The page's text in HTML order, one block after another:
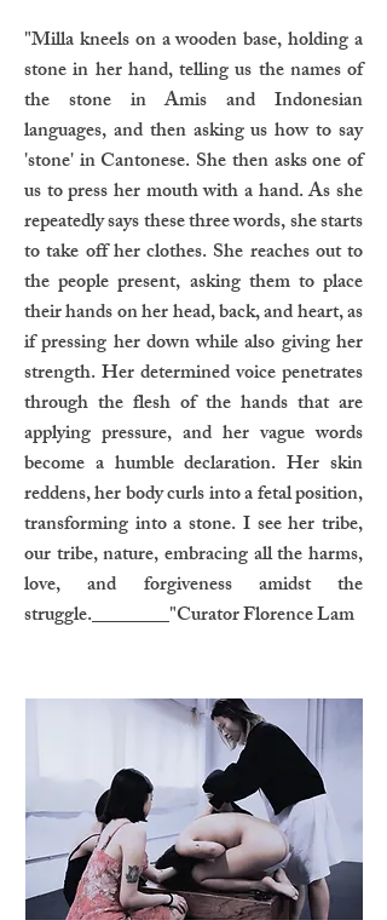
"Milla kneels on a wooden base, holding a
stone in her hand, telling us the names of
the stone in Amis and Indonesian
languages, and then asking us how to say
'stone' in Cantonese. She then asks one of
us to press her mouth with a hand. As she
repeatedly says these three words, she starts
to take off her clothes. She reaches out to
the people present, asking them to place
their hands on her head, back, and heart, as
if pressing her down while also giving her
strength. Her determined voice penetrates
through the flesh of the hands that are
applying pressure, and her vague words
become a humble declaration. Her skin
reddens, her body curls into a fetal position,
transforming into a stone. I see her tribe,
our tribe, nature, embracing all the harms,
love, and forgiveness amidst the
struggle.________"Curator Florence Lam